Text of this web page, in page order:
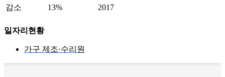
감소
13% 2017
일자리현황
가구 제조·수리원